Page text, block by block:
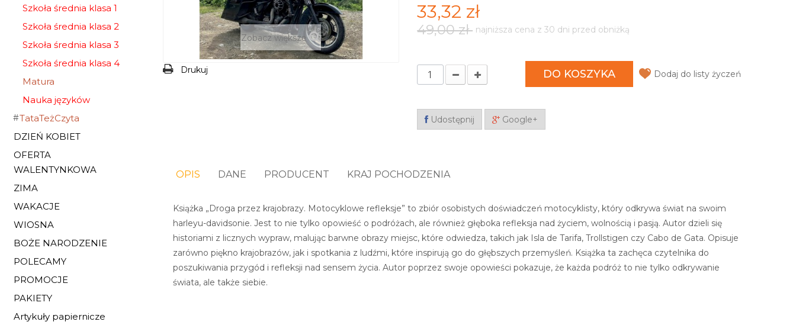
Szkoła średnia klasa 1
Szkoła średnia klasa 2
Szkoła średnia klasa 3
Szkoła średnia klasa 4
Matura
Nauka języków
TataTeżCzyta
DZIEŃ KOBIET
OFERTA
WALENTYNKOWA
ZIMA
WAKACJE
WIOSNA
BOŻE NARODZENIE
POLECAMY
PROMOCJE
PAKIETY
Artykuły papiernicze
Zobacz większe
Drukuj
33,32 zł
49,00 zł najniższa cena z 30 dni przed obniżką
DO KOSZYKA Dodaj do listy życzeń
Udostępnij Google+
OPIS DANE PRODUCENT KRAJ POCHODZENIA
Książka „Droga przez krajobrazy. Motocyklowe refleksje” to zbiór osobistych doświadczeń motocyklisty, który odkrywa świat na swoim
harleyu-davidsonie. Jest to nie tylko opowieść o podróżach, ale również głęboka refleksja nad życiem, wolnością i pasją. Autor dzieli się
historiami z licznych wypraw, malując barwne obrazy miejsc, które odwiedza, takich jak Isla de Tarifa, Trollstigen czy Cabo de Gata. Opisuje
zarówno piękno krajobrazów, jak i spotkania z ludźmi, które inspirują go do głębszych przemyśleń. Książka ta zachęca czytelnika do
poszukiwania przygód i refleksji nad sensem życia. Autor poprzez swoje opowieści pokazuje, że każda podróż to nie tylko odkrywanie
świata, ale także siebie.